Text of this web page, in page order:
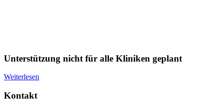
Unterstützung nicht für alle Kliniken geplant
Weiterlesen
Kontakt